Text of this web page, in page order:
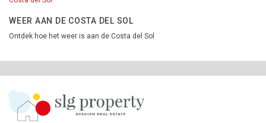
WEER AAN DE COSTA DEL SOL
Ontdek hoe het weer is aan de Costa del Sol